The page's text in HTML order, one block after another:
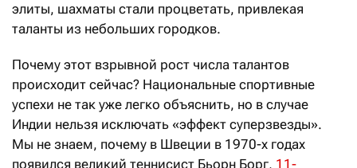
элиты, шахматы стали процветать, привлекая
таланты из небольших городков.
Почему этот взрывной рост числа талантов
происходит сейчас? Национальные спортивные
успехи не так уже легко объяснить, но в случае
Индии нельзя исключать «эффект суперзвезды».
Мы не знаем, почему в Швеции в 1970-х годах
появился великий теннисист Бьорн Борг, 11-